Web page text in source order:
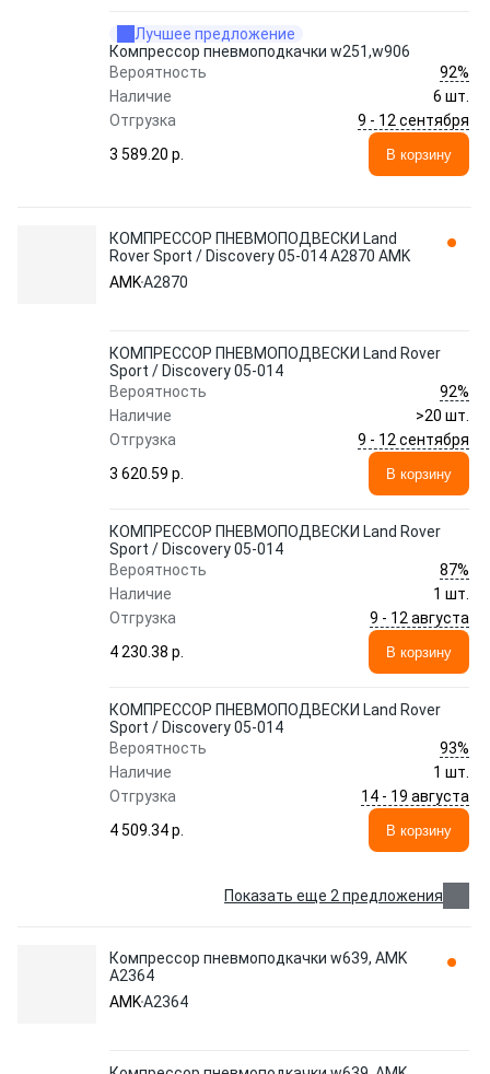
Лучшее предложение
Компрессор пневмоподкачки w251,w906
Вероятность
92%
Наличие
6 шт.
Отгрузка
9 - 12 сентября
3 589.20 p.
В корзину
КОМПРЕССОР ПНЕВМОПОДВЕСКИ Land
Rover Sport / Discovery 05-014 A2870 AMK
AMKA2870
КОМПРЕССОР ПНЕВМОПОДВЕСКИ Land Rover
Sport / Discovery 05-014
Вероятность
92%
Наличие
>20 шт.
Отгрузка
9 - 12 сентября
3 620.59 p.
В корзину
КОМПРЕССОР ПНЕВМОПОДВЕСКИ Land Rover
Sport / Discovery 05-014
Вероятность
87%
Наличие
1 шт.
Отгрузка
9 - 12 августа
4 230.38 p.
В корзину
КОМПРЕССОР ПНЕВМОПОДВЕСКИ Land Rover
Sport / Discovery 05-014
Вероятность
93%
Наличие
1 шт.
Отгрузка
14 - 19 августа
4 509.34 p.
В корзину
Показать еще 2 предложения
Компрессор пневмоподкачки w639, AMK
A2364
AMKA2364